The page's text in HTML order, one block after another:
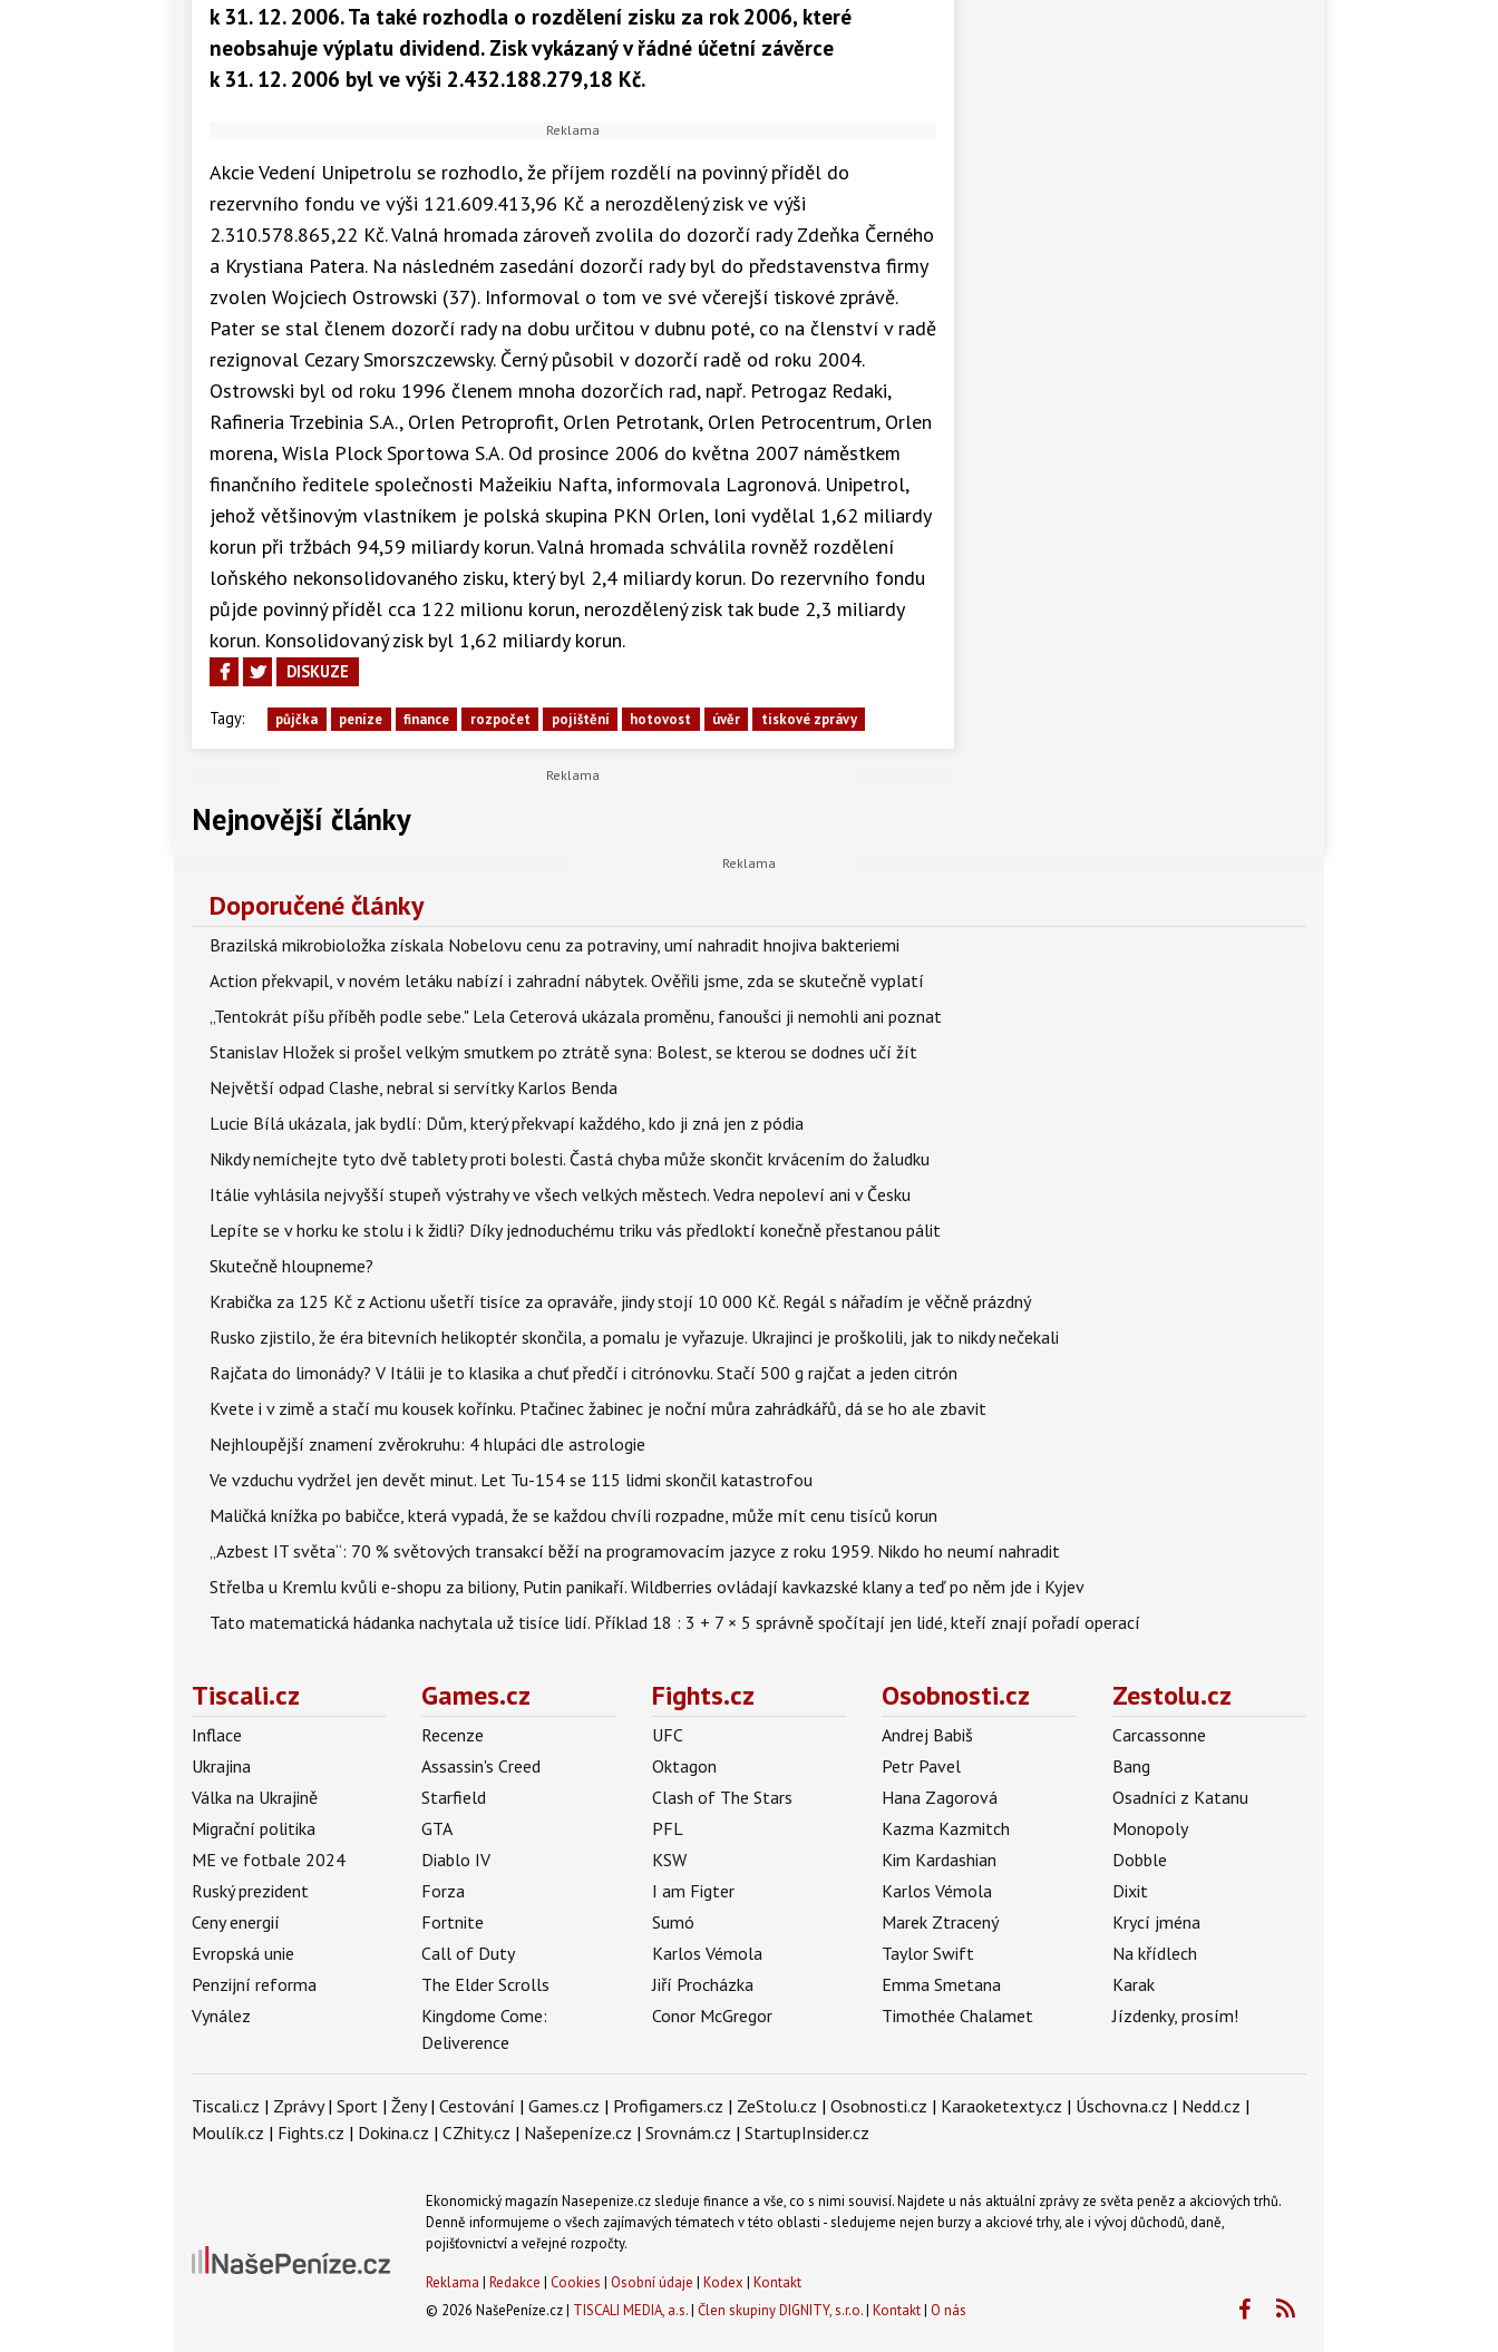
k 31. 12. 2006. Ta také rozhodla o rozdělení zisku za rok 2006, které
neobsahuje výplatu dividend. Zisk vykázaný v řádné účetní závěrce
k 31. 12. 2006 byl ve výši 2.432.188.279,18 Kč.
Akcie Vedení Unipetrolu se rozhodlo, že příjem rozdělí na povinný příděl do
rezervního fondu ve výši 121.609.413,96 Kč a nerozdělený zisk ve výši
2.310.578.865,22 Kč. Valná hromada zároveň zvolila do dozorčí rady Zdeňka Černého
a Krystiana Patera. Na následném zasedání dozorčí rady byl do představenstva firmy
zvolen Wojciech Ostrowski (37). Informoval o tom ve své včerejší tiskové zprávě.
Pater se stal členem dozorčí rady na dobu určitou v dubnu poté, co na členství v radě
rezignoval Cezary Smorszczewsky. Černý působil v dozorčí radě od roku 2004.
Ostrowski byl od roku 1996 členem mnoha dozorčích rad, např. Petrogaz Redaki,
Rafineria Trzebinia S.A., Orlen Petroprofit, Orlen Petrotank, Orlen Petrocentrum, Orlen
morena, Wisla Plock Sportowa S.A. Od prosince 2006 do května 2007 náměstkem
finančního ředitele společnosti Mažeikiu Nafta, informovala Lagronová. Unipetrol,
jehož většinovým vlastníkem je polská skupina PKN Orlen, loni vydělal 1,62 miliardy
korun při tržbách 94,59 miliardy korun. Valná hromada schválila rovněž rozdělení
loňského nekonsolidovaného zisku, který byl 2,4 miliardy korun. Do rezervního fondu
půjde povinný příděl cca 122 milionu korun, nerozdělený zisk tak bude 2,3 miliardy
korun. Konsolidovaný zisk byl 1,62 miliardy korun.
DISKUZE
Tagy: půjčka peníze finance rozpočet pojištění hotovost úvěr tiskové zprávy
Nejnovější články
Doporučené články
Brazilská mikrobioložka získala Nobelovu cenu za potraviny, umí nahradit hnojiva bakteriemi
Action překvapil, v novém letáku nabízí i zahradní nábytek. Ověřili jsme, zda se skutečně vyplatí
„Tentokrát píšu příběh podle sebe." Lela Ceterová ukázala proměnu, fanoušci ji nemohli ani poznat
Stanislav Hložek si prošel velkým smutkem po ztrátě syna: Bolest, se kterou se dodnes učí žít
Největší odpad Clashe, nebral si servítky Karlos Benda
Lucie Bílá ukázala, jak bydlí: Dům, který překvapí každého, kdo ji zná jen z pódia
Nikdy nemíchejte tyto dvě tablety proti bolesti. Častá chyba může skončit krvácením do žaludku
Itálie vyhlásila nejvyšší stupeň výstrahy ve všech velkých městech. Vedra nepoleví ani v Česku
Lepíte se v horku ke stolu i k židli? Díky jednoduchému triku vás předloktí konečně přestanou pálit
Skutečně hloupneme?
Krabička za 125 Kč z Actionu ušetří tisíce za opraváře, jindy stojí 10 000 Kč. Regál s nářadím je věčně prázdný
Rusko zjistilo, že éra bitevních helikoptér skončila, a pomalu je vyřazuje. Ukrajinci je proškolili, jak to nikdy nečekali
Rajčata do limonády? V Itálii je to klasika a chuť předčí i citrónovku. Stačí 500 g rajčat a jeden citrón
Kvete i v zimě a stačí mu kousek kořínku. Ptačinec žabinec je noční můra zahrádkářů, dá se ho ale zbavit
Nejhloupější znamení zvěrokruhu: 4 hlupáci dle astrologie
Ve vzduchu vydržel jen devět minut. Let Tu-154 se 115 lidmi skončil katastrofou
Maličká knížka po babičce, která vypadá, že se každou chvíli rozpadne, může mít cenu tisíců korun
„Azbest IT světa“: 70 % světových transakcí běží na programovacím jazyce z roku 1959. Nikdo ho neumí nahradit
Střelba u Kremlu kvůli e-shopu za biliony, Putin panikaří. Wildberries ovládají kavkazské klany a teď po něm jde i Kyjev
Tato matematická hádanka nachytala už tisíce lidí. Příklad 18 : 3 + 7 × 5 správně spočítají jen lidé, kteří znají pořadí operací
Tiscali.cz
Inflace
Ukrajina
Válka na Ukrajině
Migrační politika
ME ve fotbale 2024
Ruský prezident
Ceny energií
Evropská unie
Penzijní reforma
Vynález
Games.cz
Recenze
Assassin's Creed
Starfield
GTA
Diablo IV
Forza
Fortnite
Call of Duty
The Elder Scrolls
Kingdome Come:
Deliverence
Fights.cz
UFC
Oktagon
Clash of The Stars
PFL
KSW
I am Figter
Sumó
Karlos Vémola
Jiří Procházka
Conor McGregor
Osobnosti.cz
Andrej Babiš
Petr Pavel
Hana Zagorová
Kazma Kazmitch
Kim Kardashian
Karlos Vémola
Marek Ztracený
Taylor Swift
Emma Smetana
Timothée Chalamet
Zestolu.cz
Carcassonne
Bang
Osadníci z Katanu
Monopoly
Dobble
Dixit
Krycí jména
Na křídlech
Karak
Jízdenky, prosím!
Tiscali.cz | Zprávy| Sport | Ženy| Cestování | Games.cz | Profigamers.cz | ZeStolu.cz | Osobnosti.cz | Karaoketexty.cz | Úschovna.cz | Nedd.cz |
Moulík.cz | Fights.cz | Dokina.cz | CZhity.cz | Našepeníze.cz | Srovnám.cz | StartupInsider.cz
Ekonomický magazín Nasepenize.cz sleduje finance a vše, co s nimi souvisí. Najdete u nás aktuální zprávy ze světa peněz a akciových trhů.
Denně informujeme o všech zajímavých tématech v této oblasti - sledujeme nejen burzy a akciové trhy, ale i vývoj důchodů, daně,
pojišťovnictví a veřejné rozpočty.
Reklama | Redakce | Cookies | Osobní údaje | Kodex | Kontakt
© 2026 NašePeníze.cz | TISCALI MEDIA, a.s.| Člen skupiny DIGNITY, s.r.o.| Kontakt| O nás